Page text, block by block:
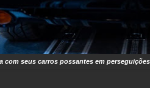
com seus carros possantes em